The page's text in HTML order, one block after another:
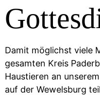
Damit möglichst viele
gesamten Kreis
Haustieren an
auf der Wewelsburg